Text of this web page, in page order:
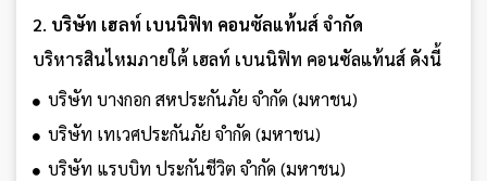
2. บริษัท เฮลท์ เบนนิฟิท คอนซัลแท้นส์ จำกัด
บริหารสินไหมภายใต้ เฮลท์ เบนนิฟิท คอนซัลแท้นส์ ดังนี้
บริษัท บางกอก สหประกันภัย จำกัด (มหาชน)
บริษัท เทเวศประกันภัย จำกัด (มหาชน)
บริษัท แรบบิท ประกันชีวิต จำกัด (มหาชน)